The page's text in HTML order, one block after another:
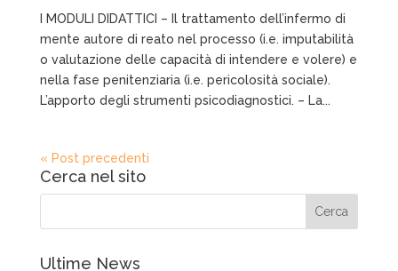
I MODULI DIDATTICI – Il trattamento dell’infermo di
mente autore di reato nel processo (i.e. imputabilità
o valutazione delle capacità di intendere e volere) e
nella fase penitenziaria (i.e. pericolosità sociale).
L’apporto degli strumenti psicodiagnostici. – La...
« Post precedenti
Cerca nel sito
Ultime News